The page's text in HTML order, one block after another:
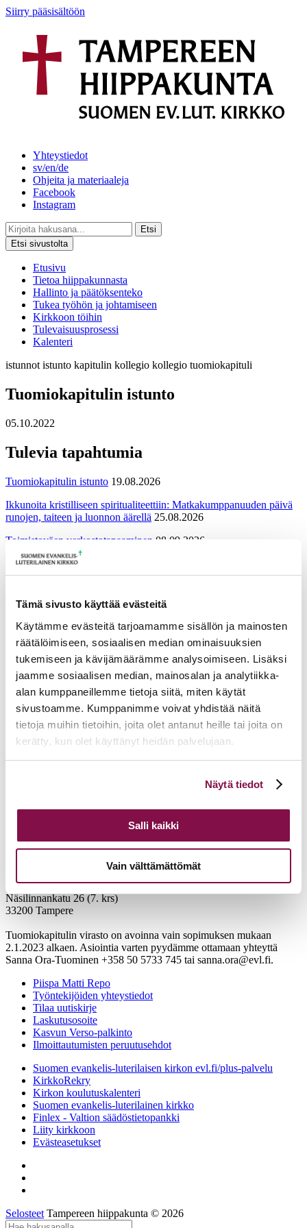
Tämä sivusto käyttää evästeitä
Käytämme evästeitä tarjoamamme sisällön ja mainosten
räätälöimiseen, sosiaalisen median ominaisuuksien
tukemiseen ja kävijämäärämme analysoimiseen. Lisäksi
jaamme sosiaalisen median, mainosalan ja analytiikka-
alan kumppaneillemme tietoja siitä, miten käytät
sivustoamme. Kumppanimme voivat yhdistää näitä
tietoja muihin tietoihin, joita olet antanut heille tai joita on
kerätty, kun olet käyttänyt heidän palvelujaan.
linkistä.
Näytä tiedot
Salli kaikki
Vain välttämättömät
Siirry pääsisältöön
Yhteystiedot
sv/en/de
Ohjeita ja materiaaleja
Facebook
Instagram
Etsi
Etsi sivustolta
Etusivu
Tietoa hiippakunnasta
Hallinto ja päätöksenteko
Tukea työhön ja johtamiseen
Kirkkoon töihin
Tulevaisuusprosessi
Kalenteri
istunnot istunto kapitulin kollegio kollegio tuomiokapituli
Tuomiokapitulin istunto
05.10.2022
Tulevia tapahtumia
Tuomiokapitulin istunto 19.08.2026
Ikkunoita kristilliseen spiritualiteettiin: Matkakumppanuuden päivä
runojen, taiteen ja luonnon äärellä 25.08.2026
Toimistoväen verkostotapaaminen 08.09.2026
Takaisin tapahtumiin
Tampereen hiippakunnan tuomiokapituli
Näsilinnankatu 26 (7. krs)
33200 Tampere
Tuomiokapitulin virasto on avoinna vain sopimuksen mukaan
2.1.2023 alkaen. Asiointia varten pyydämme ottamaan yhteyttä
Sanna Ora-Tuominen +358 50 5733 745 tai sanna.ora@evl.fi.
Piispa Matti Repo
Työntekijöiden yhteystiedot
Tilaa uutiskirje
Laskutusosoite
Kasvun Verso-palkinto
Ilmoittautumisten peruutusehdot
Suomen evankelis-luterilaisen kirkon evl.fi/plus-palvelu
KirkkoRekry
Kirkon koulutuskalenteri
Suomen evankelis-luterilainen kirkko
Finlex - Valtion säädöstietopankki
Liity kirkkoon
Evästeasetukset
Selosteet Tampereen hiippakunta © 2026